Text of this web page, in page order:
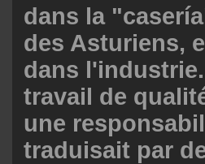
dans la
des Asturiens,
dans
travail de
une
traduisait par